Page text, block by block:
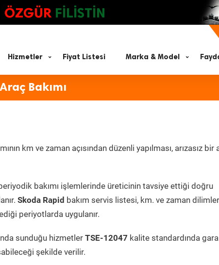
ÖZGÜR FİLİSTİN
Hizmetler Fiyat Listesi Marka & Model
Bakımı
km ve zaman açısından düzenli yapılması, arızasız bir
bakımı işlemlerinde üreticinin tavsiye ettiği doğru
Skoda Rapid bakım servis listesi, km. ve zaman
periyotlarda uygulanır.
sunduğu hizmetler TSE-12047 kalite standardında
şekilde verilir.